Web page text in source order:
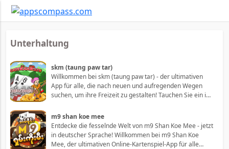
Unterhaltung
skm (taung paw tar)
Willkommen bei skm (taung paw tar) - der ultimativen
App für alle, die nach neuen und aufregenden Wegen
suchen, um ihre Freizeit zu gestalten! Tauchen Sie ein in
und Lifestyle-Angeboten und erleben Sie jede Menge
Spaß und Spannung, wann immer Sie
m9 shan koe mee
Entdecke die fesselnde Welt von m9 Shan Koe Mee - jetzt
in deutscher Sprache! Willkommen bei m9 Shan Koe
Mee, der ultimativen Online-Kartenspiel-App für alle